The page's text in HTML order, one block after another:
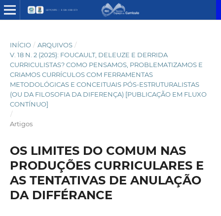
INÍCIO / ARQUIVOS /
V. 18 N. 2 (2025): FOUCAULT, DELEUZE E DERRIDA
CURRICULISTAS? COMO PENSAMOS, PROBLEMATIZAMOS E
CRIAMOS CURRÍCULOS COM FERRAMENTAS
METODOLÓGICAS E CONCEITUAIS PÓS-ESTRUTURALISTAS
(OU DA FILOSOFIA DA DIFERENÇA) [PUBLICAÇÃO EM FLUXO
CONTÍNUO]
/
Artigos
OS LIMITES DO COMUM NAS
PRODUÇÕES CURRICULARES E
AS TENTATIVAS DE ANULAÇÃO
DA DIFFÉRANCE